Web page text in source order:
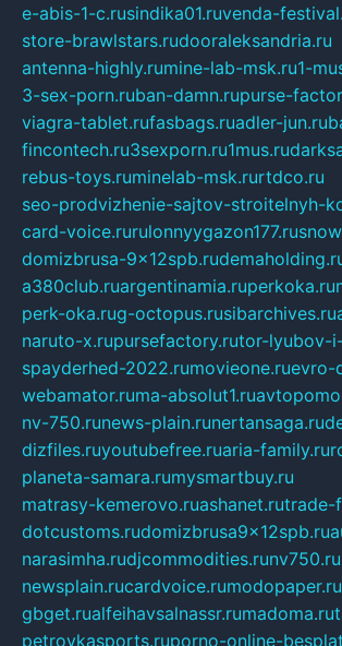
e-abis-1-c.rusindika01.ruvenda-
store-brawlstars.rudooraleksandria.ru
antenna-highly.rumine-lab-msk.ru1-
3-sex-porn.ruban-damn.rupurse-
viagra-tablet.rufasbags.ruadler-jun.ru
fincontech.ru3sexporn.ru1mus.ru
rebus-toys.ruminelab-msk.rurtdco.ru
seo-prodvizhenie-sajtov-stroitelnyh-
card-voice.rurulonnyygazon177.ru
domizbrusa-9x12spb.ru
a380club.ruargentinamia.ruperkoka.ru
perk-oka.rug-octopus.rusibarchives.ru
naruto-x.rupursefactory.rutor-lyubov-
spayderhed-2022.rumovieone.ruevro-
webamator.ruma-absolut1.ru
nv-750.runews-plain.runertansaga.ru
dizfiles.ruyoutubefree.ruaria-family.ru
planeta-samara.rumysmartbuy.ru
matrasy-kemerovo.ruashanet.rutrade-
dotcustoms.rudomizbrusa9x12spb.ru
narasimha.rudjcommodities.runv750.ru
newsplain.rucardvoice.rumodopaper.ru
gbget.rualfeihavsalnassr.rumadoma.ru
petrovkasports.ruporno-online-